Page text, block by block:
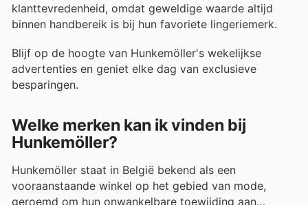
klanttevredenheid, omdat geweldige waarde altijd
binnen handbereik is bij hun favoriete lingeriemerk.
Blijf op de hoogte van Hunkemöller's wekelijkse
advertenties en geniet elke dag van exclusieve
besparingen.
Welke merken kan ik vinden bij
Hunkemöller?
Hunkemöller staat in België bekend als een
vooraanstaande winkel op het gebied van mode,
geroemd om hun onwankelbare toewijding aan